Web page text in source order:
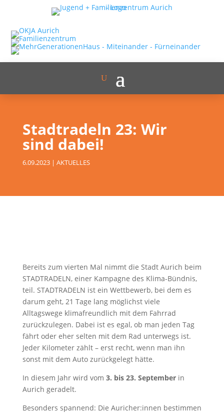
Stadtradeln 23: Wir
sind dabei!
6.09.2023| AKTUELLES
Bereits zum vierten Mal nimmt die Stadt Aurich beim
STADTRADELN, einer Kampagne des Klima-Bündnis,
teil. STADTRADELN ist ein Wettbewerb, bei dem es
darum geht, 21 Tage lang möglichst viele
Alltagswege klimafreundlich mit dem Fahrrad
zurückzulegen. Dabei ist es egal, ob man jeden Tag
fährt oder eher selten mit dem Rad unterwegs ist.
Jeder Kilometer zählt – erst recht, wenn man ihn
sonst mit dem Auto zurückgelegt hätte.
In diesem Jahr wird vom 3. bis 23. September in
Aurich geradelt.
Besonders spannend: Die Auricher:innen bestimmen